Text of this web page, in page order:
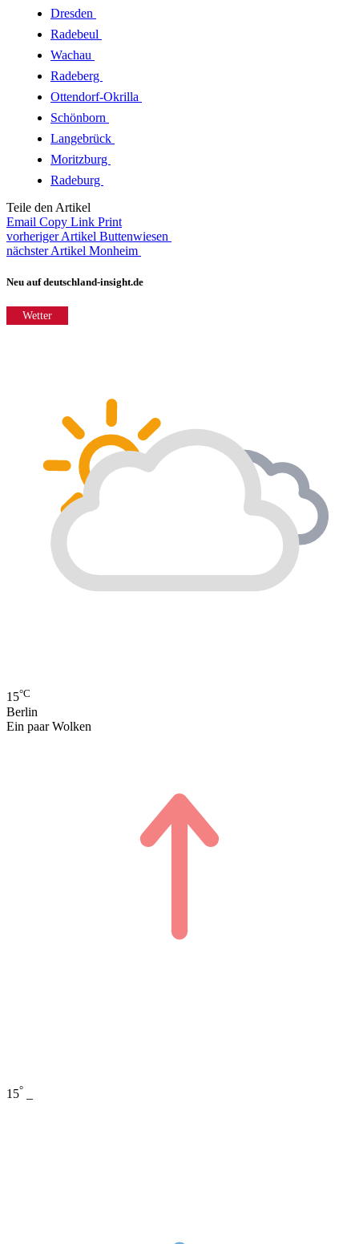
Dresden
Radebeul
Wachau
Radeberg
Ottendorf-Okrilla
Schönborn
Langebrück
Moritzburg
Radeburg
Teile den Artikel
Email Copy Link Print
vorheriger Artikel Buttenwiesen
nächster Artikel Monheim
Neu auf deutschland-insight.de
Wetter
15°C
Berlin
Ein paar Wolken
15°